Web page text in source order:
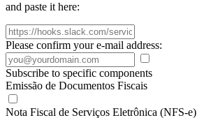
and paste it here:
Please confirm your e-mail address:
Subscribe to specific components
Emissão de Documentos Fiscais
Nota Fiscal de Serviços Eletrônica (NFS-e)